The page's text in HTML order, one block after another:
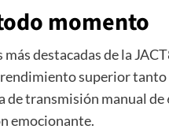
momento
destacadas de la
superior
de transmisión manual
emocionante.